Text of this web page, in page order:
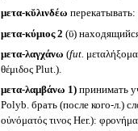
μετα-κῠλινδέω перекатывать:
μετα-κύμιος 2 (ῡ)
μετα-λαγχάνω (fut.
θέμιδος Plut.).
μετα-λαμβάνω 1)принимать
Polyb. брать (после кого-л.)
οὐνόματός τινος Her.):